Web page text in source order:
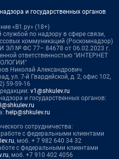
и государственных органов
«В1.ру» (18+)
по надзору в сфере связи,
коммуникаций (Роскомнадзор)
ЭЛ № ФС 77– 84678 от 06.02.2023 г.
ответственностью "ИНТЕРНЕТ
Николай Александрович
ул. 7-й Гвардейской, д. 2, офис 102,
59-59-16
v1@shkulev.ru
и государственных органов:
help@shkulev.ru
сотрудничества:
с федеральными клиентами
, моб. + 7 982 640 34 32
с федеральными клиентами
, моб. +7 910 402 4056